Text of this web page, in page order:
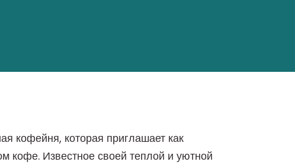
кофейня, которая приглашает как
кофе. Известное своей теплой и уютной